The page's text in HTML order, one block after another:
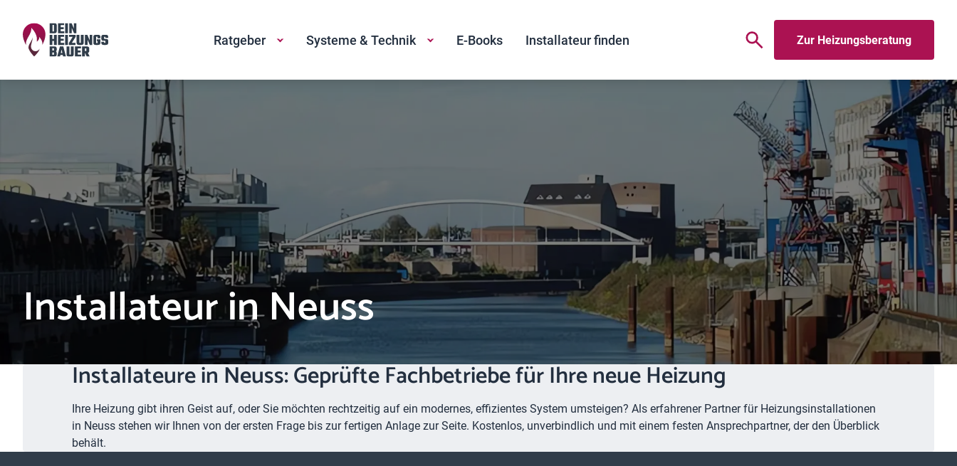
Ratgeber Systeme & Technik E-Books Installateur finden Zur Heizungsberatung
Installateur in Neuss
Installateure in Neuss: Geprüfte Fachbetriebe für Ihre neue Heizung
Ihre Heizung gibt ihren Geist auf, oder Sie möchten rechtzeitig auf ein modernes, effizientes System umsteigen? Als erfahrener Partner für Heizungsinstallationen
in Neuss stehen wir Ihnen von der ersten Frage bis zur fertigen Anlage zur Seite. Kostenlos, unverbindlich und mit einem festen Ansprechpartner, der den Überblick
behält.